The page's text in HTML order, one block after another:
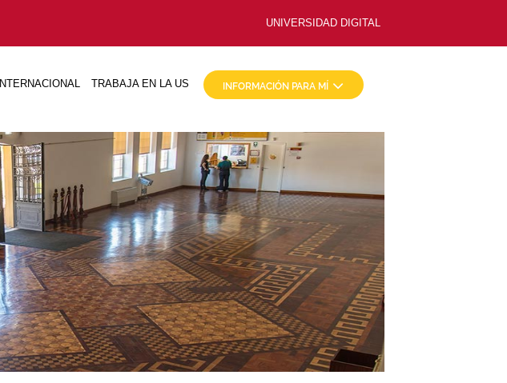
UNIVERSIDAD DIGITAL
INTERNACIONAL TRABAJA EN LA US